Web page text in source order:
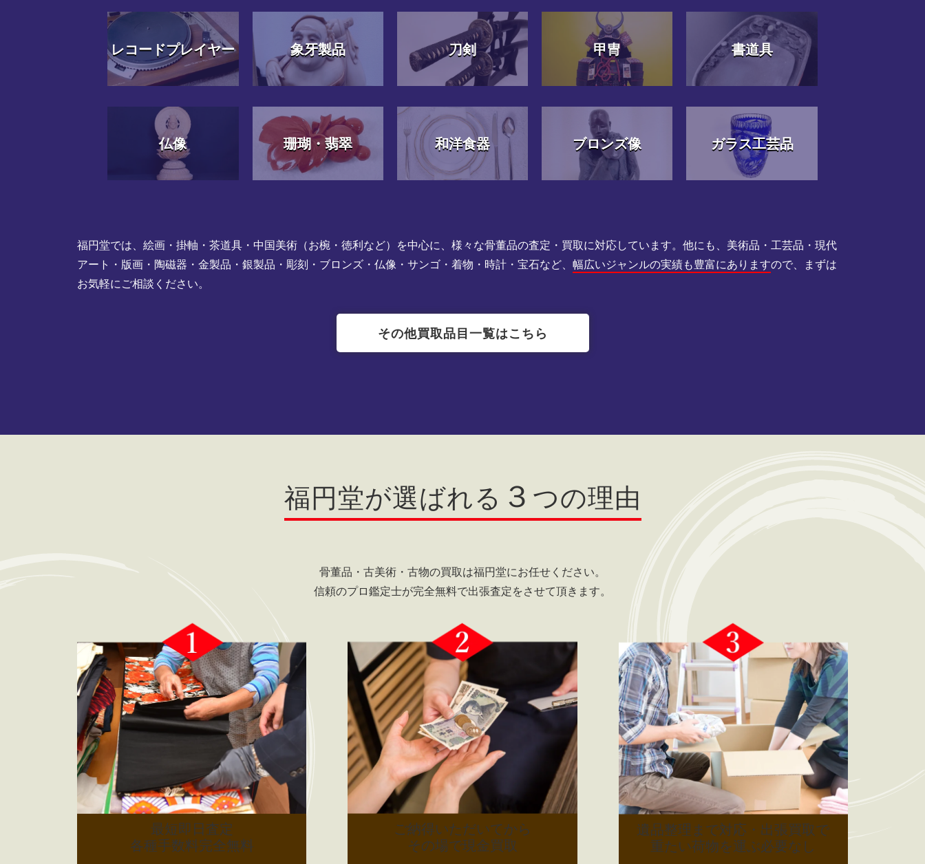
レコードプレイヤー 象牙製品 刀剣 甲冑 書道具
仏像 珊瑚・翡翠 和洋食器 ブロンズ像 ガラス工芸品
福円堂では、絵画・掛軸・茶道具・中国美術（お椀・徳利など）を中心に、様々な骨董品の査定・買取に対応しています。他にも、美術品・工芸品・現代
アート・版画・陶磁器・金製品・銀製品・彫刻・ブロンズ・仏像・サンゴ・着物・時計・宝石など、幅広いジャンルの実績も豊富にありますので、まずは
お気軽にご相談ください。
その他買取品目一覧はこちら
福円堂が選ばれる ３ つの理由
骨董品・古美術・古物の買取は福円堂にお任せください。
信頼のプロ鑑定士が完全無料で出張査定をさせて頂きます。
最短即日査定
各種手数料完全無料
ご納得いただいてから
その場で現金買取
遺品整理まで対応・出張買取で
重たい荷物を運ぶ必要なし